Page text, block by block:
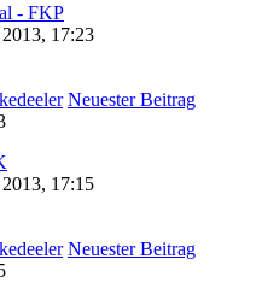
- FKP
17:23
Neuester Beitrag
17:15
Neuester Beitrag